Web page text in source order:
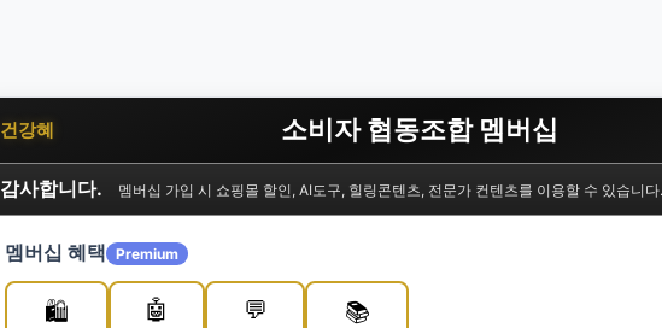
건강혜 소비자 협동조합 멤버십
감사합니다. 멤버십 가입 시 쇼핑몰 할인, AI도구, 힐링콘텐츠, 전문가 컨텐츠를 이용할 수 있습니다.
멤버십 혜택 Premium
🛍️ 🤖 💬 📚